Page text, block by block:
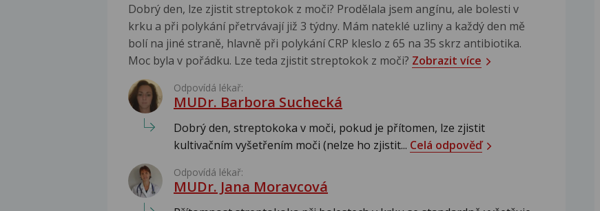
Dobrý den, lze zjistit streptokok z moči? Prodělala jsem angínu, ale bolesti v
krku a při polykání přetrvávají již 3 týdny. Mám nateklé uzliny a každý den mě
bolí na jiné straně, hlavně při polykání CRP kleslo z 65 na 35 skrz antibiotika.
Moc byla v pořádku. Lze teda zjistit streptokok z moči? Zobrazit více
Odpovídá lékař:
MUDr. Barbora Suchecká
Dobrý den, streptokoka v moči, pokud je přítomen, lze zjistit
kultivačním vyšetřením moči (nelze ho zjistit... Celá odpověď
Odpovídá lékař:
MUDr. Jana Moravcová